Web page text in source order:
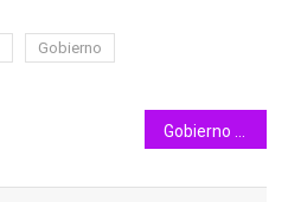
Gobierno
Gobierno de Colima destinará 3 mdp para proyectos de 30 organizaciones civiles